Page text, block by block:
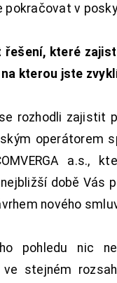
pokračovat v
které
kterou jste
rozhodli zajistit
operátorem
a.s.,
době Vás
nového
pohledu nic
ve stejném